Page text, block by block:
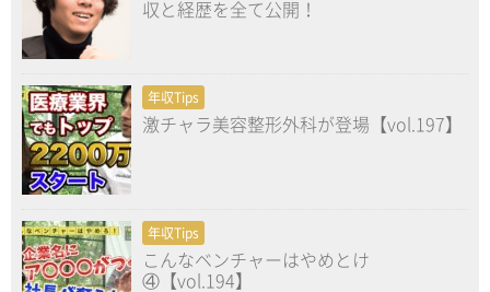
収と経歴を全て公開！
年収Tips
激チャラ美容整形外科が登場【vol.197】
年収Tips
こんなベンチャーはやめとけ
④【vol.194】